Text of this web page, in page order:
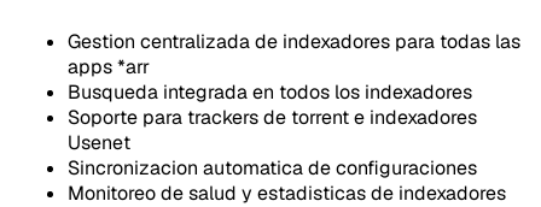
Gestion centralizada de indexadores para todas las
apps *arr
Busqueda integrada en todos los indexadores
Soporte para trackers de torrent e indexadores
Usenet
Sincronizacion automatica de configuraciones
Monitoreo de salud y estadisticas de indexadores